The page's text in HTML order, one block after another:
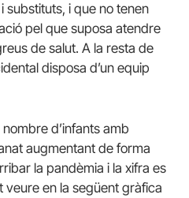
substituts, i que no tenen
pel que suposa atendre
de salut. A la resta de
disposa d’un equip
d’infants amb
augmentant de forma
la pandèmia i la xifra es
veure en la següent gràfica